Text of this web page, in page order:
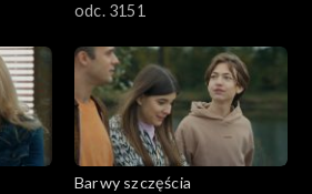
odc. 3151
Barwy szczęścia